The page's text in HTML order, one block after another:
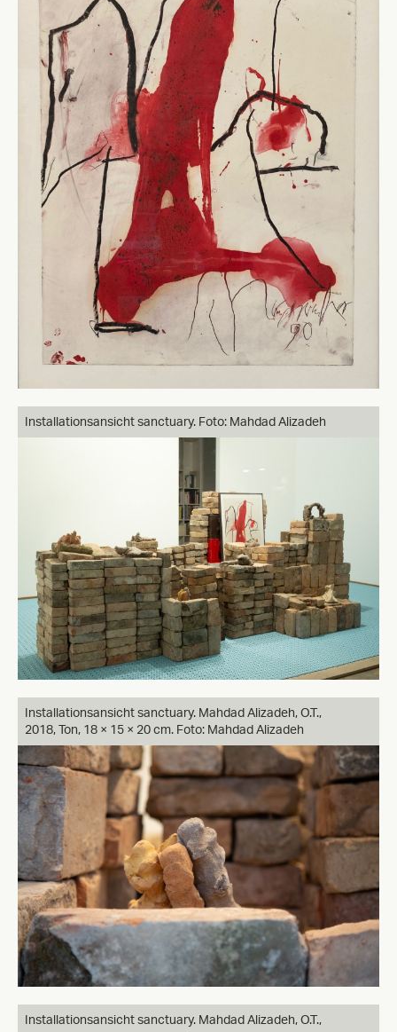
Installationsansicht sanctuary. Foto: Mahdad Alizadeh
Installationsansicht sanctuary. Mahdad Alizadeh, O.T.,
2018, Ton, 18 × 15 × 20 cm. Foto: Mahdad Alizadeh
Installationsansicht sanctuary. Mahdad Alizadeh, O.T.,